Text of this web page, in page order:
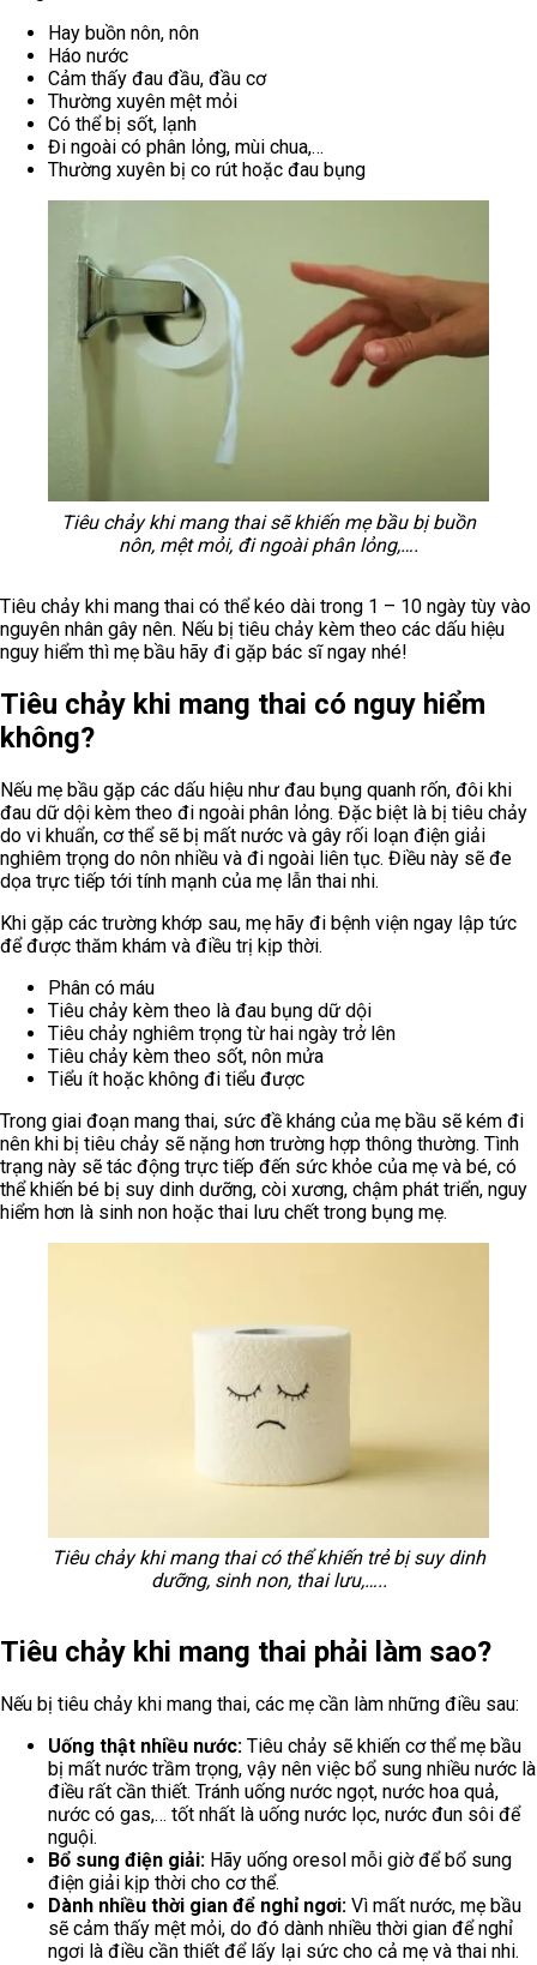
Hay buồn nôn, nôn
Háo nước
Cảm thấy đau đầu, đầu cơ
Thường xuyên mệt mỏi
Có thể bị sốt, lạnh
Đi ngoài có phân lỏng, mùi chua,…
Thường xuyên bị co rút hoặc đau bụng
Tiêu chảy khi mang thai sẽ khiến mẹ bầu bị buồn
nôn, mệt mỏi, đi ngoài phân lỏng,….
Tiêu chảy khi mang thai có thể kéo dài trong 1 – 10 ngày tùy vào
nguyên nhân gây nên. Nếu bị tiêu chảy kèm theo các dấu hiệu
nguy hiểm thì mẹ bầu hãy đi gặp bác sĩ ngay nhé!
Tiêu chảy khi mang thai có nguy hiểm
không?
Nếu mẹ bầu gặp các dấu hiệu như đau bụng quanh rốn, đôi khi
đau dữ dội kèm theo đi ngoài phân lỏng. Đặc biệt là bị tiêu chảy
do vi khuẩn, cơ thể sẽ bị mất nước và gây rối loạn điện giải
nghiêm trọng do nôn nhiều và đi ngoài liên tục. Điều này sẽ đe
dọa trực tiếp tới tính mạnh của mẹ lẫn thai nhi.
Khi gặp các trường khớp sau, mẹ hãy đi bệnh viện ngay lập tức
để được thăm khám và điều trị kịp thời.
Phân có máu
Tiêu chảy kèm theo là đau bụng dữ dội
Tiêu chảy nghiêm trọng từ hai ngày trở lên
Tiêu chảy kèm theo sốt, nôn mửa
Tiểu ít hoặc không đi tiểu được
Trong giai đoạn mang thai, sức đề kháng của mẹ bầu sẽ kém đi
nên khi bị tiêu chảy sẽ nặng hơn trường hợp thông thường. Tình
trạng này sẽ tác động trực tiếp đến sức khỏe của mẹ và bé, có
thể khiến bé bị suy dinh dưỡng, còi xương, chậm phát triển, nguy
hiểm hơn là sinh non hoặc thai lưu chết trong bụng mẹ.
Tiêu chảy khi mang thai có thể khiến trẻ bị suy dinh
dưỡng, sinh non, thai lưu,…..
Tiêu chảy khi mang thai phải làm sao?
Nếu bị tiêu chảy khi mang thai, các mẹ cần làm những điều sau:
Uống thật nhiều nước: Tiêu chảy sẽ khiến cơ thể mẹ bầu
bị mất nước trầm trọng, vậy nên việc bổ sung nhiều nước là
điều rất cần thiết. Tránh uống nước ngọt, nước hoa quả,
nước có gas,… tốt nhất là uống nước lọc, nước đun sôi để
nguội.
Bổ sung điện giải: Hãy uống oresol mỗi giờ để bổ sung
điện giải kịp thời cho cơ thể.
Dành nhiều thời gian để nghỉ ngơi: Vì mất nước, mẹ bầu
sẽ cảm thấy mệt mỏi, do đó dành nhiều thời gian để nghỉ
ngơi là điều cần thiết để lấy lại sức cho cả mẹ và thai nhi.